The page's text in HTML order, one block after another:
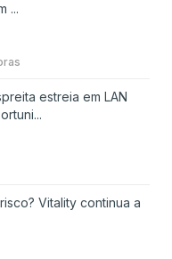
...
estreia em LAN
Vitality continua a